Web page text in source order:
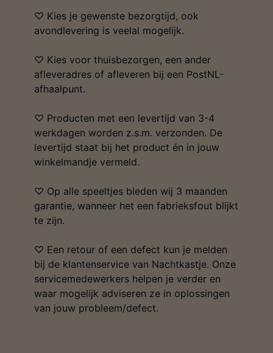
♡ Kies je gewenste bezorgtijd, ook
avondlevering is veelal mogelijk.
♡ Kies voor thuisbezorgen, een ander
afleveradres of afleveren bij een PostNL-
afhaalpunt.
♡ Producten met een levertijd van 3-4
werkdagen worden z.s.m. verzonden. De
levertijd staat bij het product én in jouw
winkelmandje vermeld.
♡ Op alle speeltjes bieden wij 3 maanden
garantie, wanneer het een fabrieksfout blijkt
te zijn.
♡ Een retour of een defect kun je melden
bij de klantenservice van Nachtkastje. Onze
servicemedewerkers helpen je verder en
waar mogelijk adviseren ze in oplossingen
van jouw probleem/defect.